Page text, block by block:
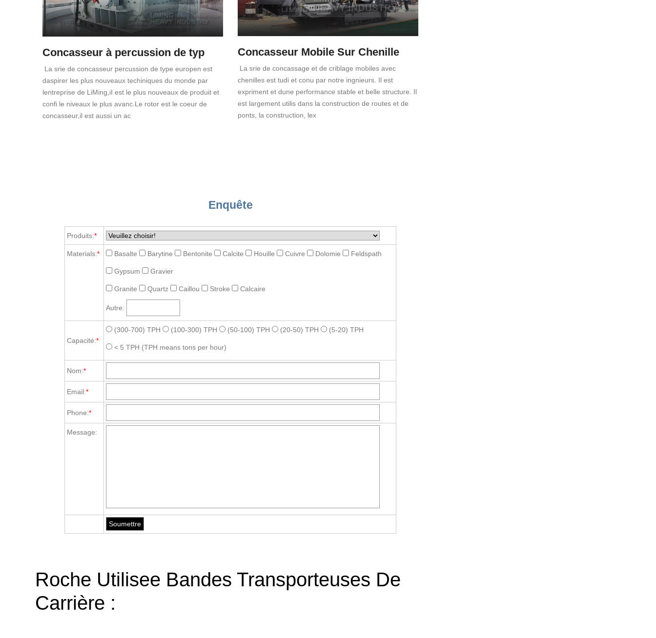
Concasseur à percussion de typ
La srie de concasseur percussion de type europen est
daspirer les plus nouveaux techiniques du monde par
lentreprise de LiMing,iI est le plus nouveaux de produit et
confi le niveaux le plus avanc.Le rotor est le coeur de
concasseur,il est aussi un ac
Concasseur Mobile Sur Chenille
La srie de concassage et de criblage mobiles avec
chenilles est tudi et conu par notre ingnieurs. Il est
expriment et dune performance stable et belle structure. Il
est largement utilis dans la construction de routes et de
ponts, la construction, lex
Enquête
Produits:*
Materials:* Basalte Barytine Bentonite Calcite Houille Cuivre Dolomie Feldspath
Gypsum Gravier
Granite Quartz Caillou Stroke Calcaire
Autre:
Capacité:*
(300-700) TPH (100-300) TPH (50-100) TPH (20-50) TPH (5-20) TPH
< 5 TPH (TPH means tons per hour)
Nom:*
Email:*
Phone:*
Message:
Roche Utilisee Bandes Transporteuses De
Carrière :